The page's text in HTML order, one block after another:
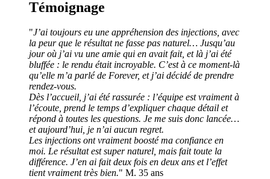
Témoignage
"J’ai toujours eu une appréhension des injections, avec
la peur que le résultat ne fasse pas naturel… Jusqu’au
jour où j’ai vu une amie qui en avait fait, et là j’ai été
bluffée : le rendu était incroyable. C’est à ce moment-là
qu’elle m’a parlé de Forever, et j’ai décidé de prendre
rendez-vous.
Dès l’accueil, j’ai été rassurée : l’équipe est vraiment à
l’écoute, prend le temps d’expliquer chaque détail et
répond à toutes les questions. Je me suis donc lancée…
et aujourd’hui, je n’ai aucun regret.
Les injections ont vraiment boosté ma confiance en
moi. Le résultat est super naturel, mais fait toute la
différence. J’en ai fait deux fois en deux ans et l’effet
tient vraiment très bien." M. 35 ans